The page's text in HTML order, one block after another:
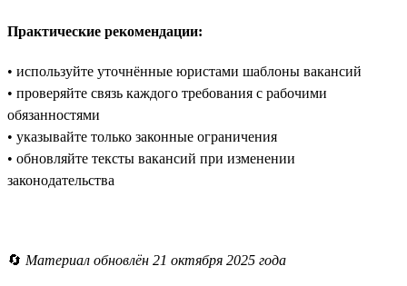
Практические рекомендации:
• используйте уточнённые юристами шаблоны вакансий
• проверяйте связь каждого требования с рабочими
обязанностями
• указывайте только законные ограничения
• обновляйте тексты вакансий при изменении
законодательства
🔄 Материал обновлён 21 октября 2025 года